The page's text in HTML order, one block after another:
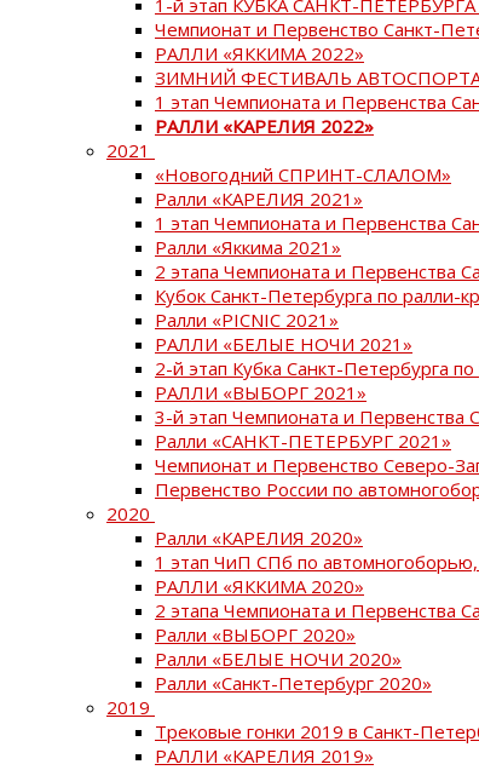
Чемпионат и Первенство Санкт-
РАЛЛИ «ЯККИМА 2022»
ЗИМНИЙ ФЕСТИВАЛЬ
1 этап Чемпионата и Первенства
РАЛЛИ «КАРЕЛИЯ 2022»
2021
«Новогодний СПРИНТ-СЛАЛОМ»
Ралли «КАРЕЛИЯ 2021»
1 этап Чемпионата и Первенства
Ралли «Яккима 2021»
2 этапа Чемпионата и Первенства
Кубок Санкт-Петербурга по ралли-
Ралли «PICNIC 2021»
РАЛЛИ «БЕЛЫЕ НОЧИ 2021»
2-й этап Кубка Санкт-Петербурга по
РАЛЛИ «ВЫБОРГ 2021»
3-й этап Чемпионата и Первенства
Ралли «САНКТ-ПЕТЕРБУРГ 2021»
Чемпионат и Первенство Северо-
Первенство России по
2020
Ралли «КАРЕЛИЯ 2020»
1 этап ЧиП СПб по
РАЛЛИ «ЯККИМА 2020»
2 этапа Чемпионата и Первенства
Ралли «ВЫБОРГ 2020»
Ралли «БЕЛЫЕ НОЧИ 2020»
Ралли «Санкт-Петербург 2020»
2019
Трековые гонки 2019 в Санкт-
РАЛЛИ «КАРЕЛИЯ 2019»